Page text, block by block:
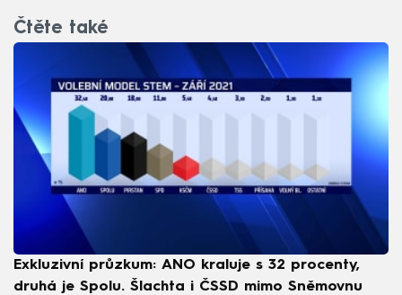
Čtěte také
Exkluzivní průzkum: ANO kraluje s 32 procenty,
druhá je Spolu. Šlachta i ČSSD mimo Sněmovnu